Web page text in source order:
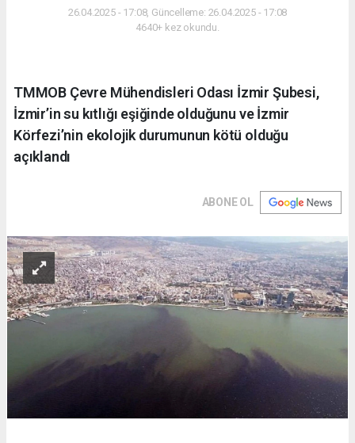
26.04.2025 - 17:08, Güncelleme: 26.04.2025 - 17:08
4640+ kez okundu.
TMMOB Çevre Mühendisleri Odası İzmir Şubesi,
İzmir’in su kıtlığı eşiğinde olduğunu ve İzmir
Körfezi’nin ekolojik durumunun kötü olduğu
açıklandı
ABONE OL